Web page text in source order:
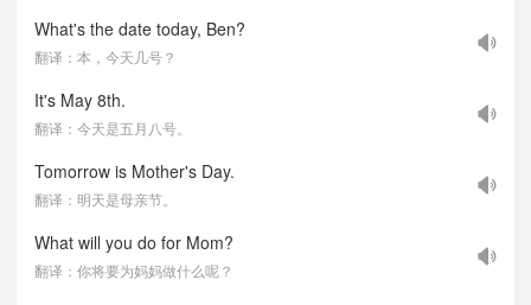
What's the date today, Ben?
翻译：本，今天几号？
It's May 8th.
翻译：今天是五月八号。
Tomorrow is Mother's Day.
翻译：明天是母亲节。
What will you do for Mom?
翻译：你将要为妈妈做什么呢？